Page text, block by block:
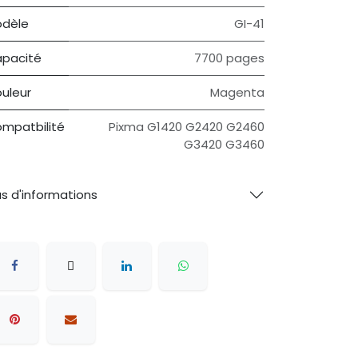
GI-41
7700 pages
Magenta
Pixma G1420 G2420 G2460
G3420 G3460
d'informations